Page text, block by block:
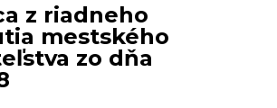
z riadneho
mestského
zo dňa